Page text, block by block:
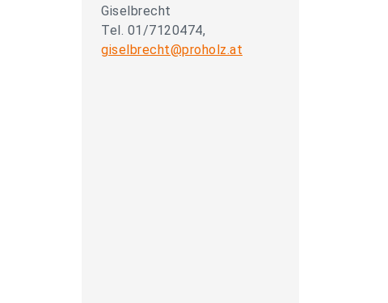
Giselbrecht
Tel. 01/7120474,
giselbrecht@proholz.at